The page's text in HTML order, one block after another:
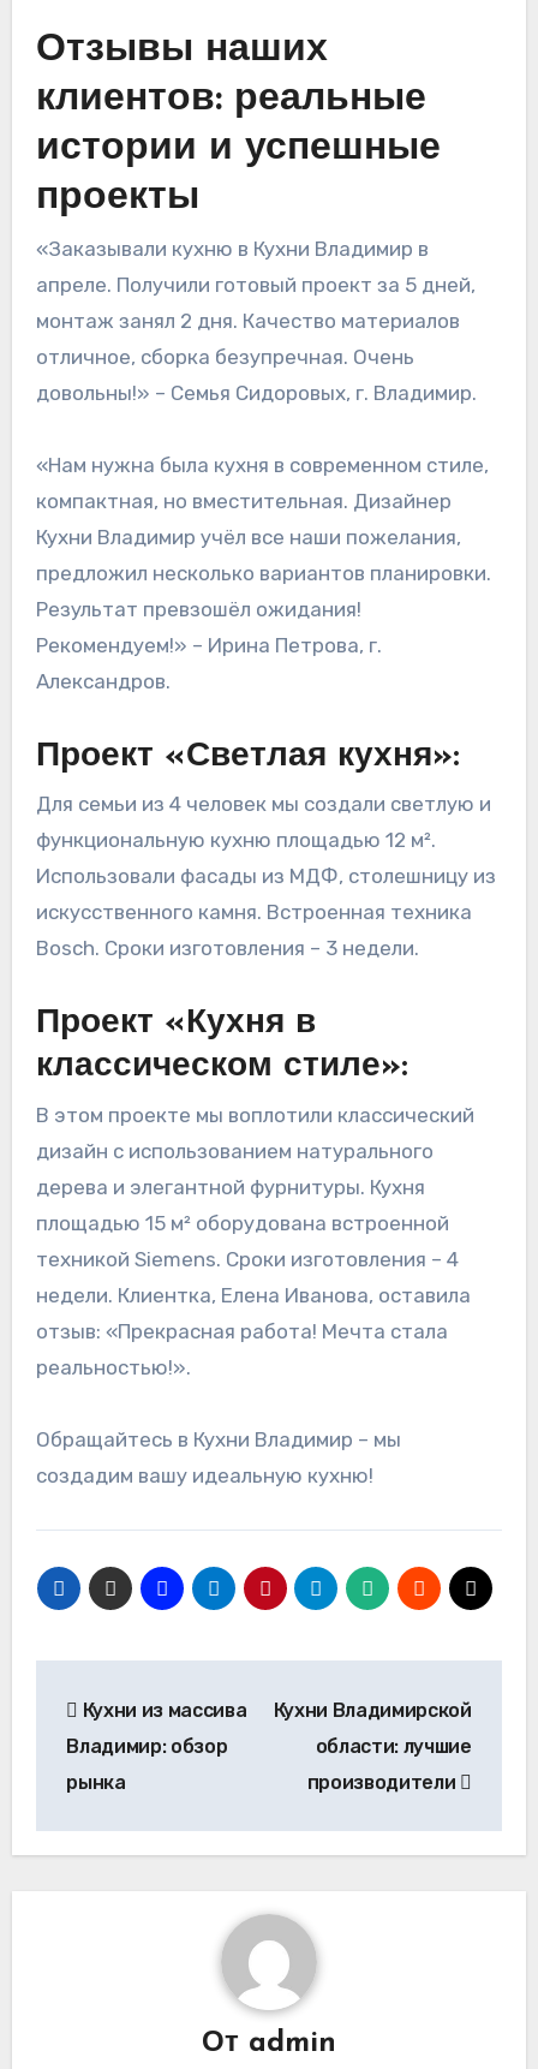
Отзывы наших
клиентов: реальные
истории и успешные
проекты
«Заказывали кухню в Кухни Владимир в
апреле. Получили готовый проект за 5 дней,
монтаж занял 2 дня. Качество материалов
отличное, сборка безупречная. Очень
довольны!» – Семья Сидоровых, г. Владимир.
«Нам нужна была кухня в современном стиле,
компактная, но вместительная. Дизайнер
Кухни Владимир учёл все наши пожелания,
предложил несколько вариантов планировки.
Результат превзошёл ожидания!
Рекомендуем!» – Ирина Петрова, г.
Александров.
Проект «Светлая кухня»:
Для семьи из 4 человек мы создали светлую и
функциональную кухню площадью 12 м².
Использовали фасады из МДФ, столешницу из
искусственного камня. Встроенная техника
Bosch. Сроки изготовления – 3 недели.
Проект «Кухня в
классическом стиле»:
В этом проекте мы воплотили классический
дизайн с использованием натурального
дерева и элегантной фурнитуры. Кухня
площадью 15 м² оборудована встроенной
техникой Siemens. Сроки изготовления – 4
недели. Клиентка, Елена Иванова, оставила
отзыв: «Прекрасная работа! Мечта стала
реальностью!».
Обращайтесь в Кухни Владимир – мы
создадим вашу идеальную кухню!
по
записям
Кухни из массива
Владимир: обзор
рынка
Кухни Владимирской
области: лучшие
производители
От admin